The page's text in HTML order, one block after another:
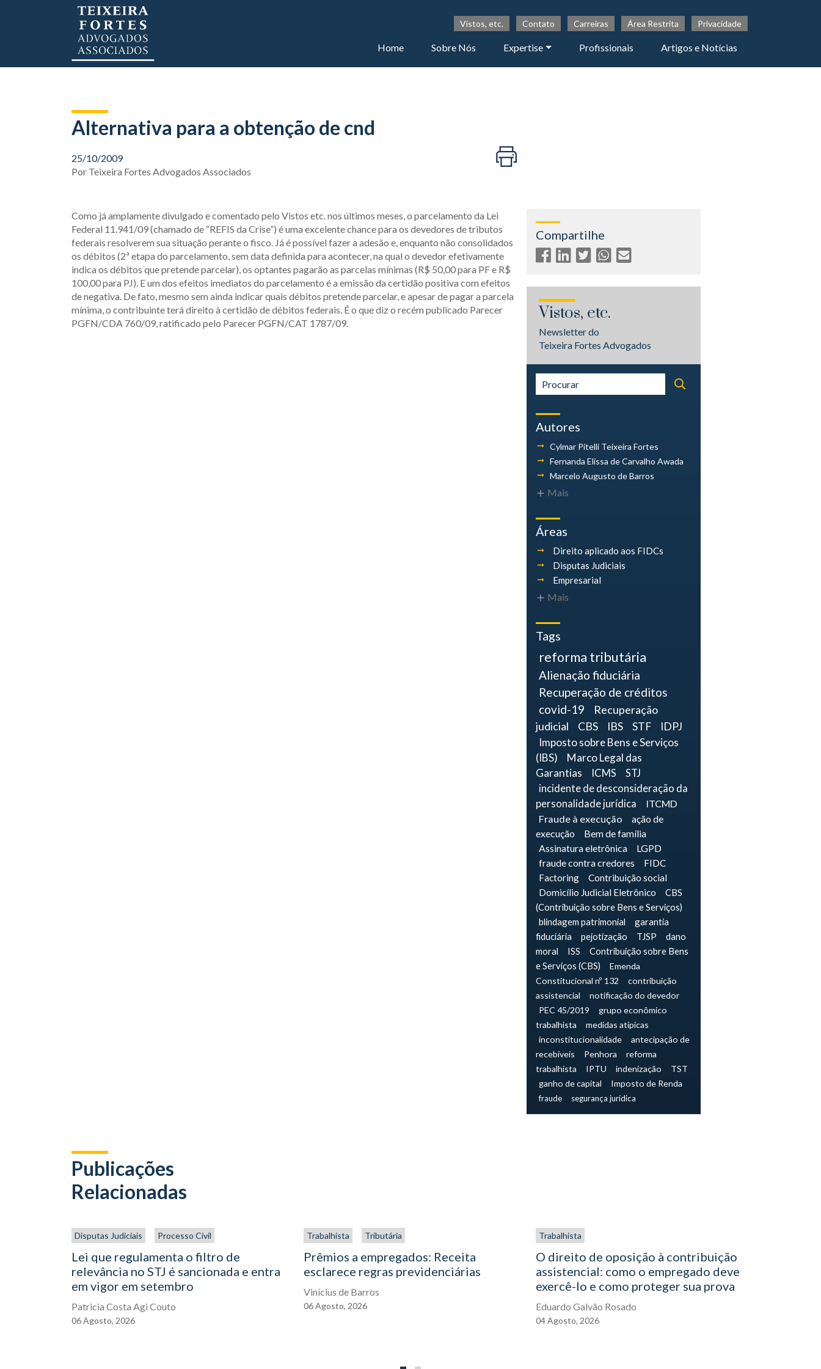
Vistos, etc. Contato Carreiras Área Restrita Privacidade
Home Sobre Nós Expertise Profissionais Artigos e Notícias
Alternativa para a obtenção de cnd
25/10/2009
Por Teixeira Fortes Advogados Associados
Como já amplamente divulgado e comentado pelo Vistos etc. nos últimos meses, o parcelamento da Lei
Federal 11.941/09 (chamado de “REFIS da Crise”) é uma excelente chance para os devedores de tributos
federais resolverem sua situação perante o fisco. Já é possível fazer a adesão e, enquanto não consolidados
os débitos (2ª etapa do parcelamento, sem data definida para acontecer, na qual o devedor efetivamente
indica os débitos que pretende parcelar), os optantes pagarão as parcelas mínimas (R$ 50,00 para PF e R$
100,00 para PJ). E um dos efeitos imediatos do parcelamento é a emissão da certidão positiva com efeitos
de negativa. De fato, mesmo sem ainda indicar quais débitos pretende parcelar, e apesar de pagar a parcela
mínima, o contribuinte terá direito à certidão de débitos federais. É o que diz o recém publicado Parecer
PGFN/CDA 760/09, ratificado pelo Parecer PGFN/CAT 1787/09.
Compartilhe
Vistos, etc.
Newsletter do
Teixeira Fortes Advogados
Autores
Cylmar Pitelli Teixeira Fortes
Fernanda Elissa de Carvalho Awada
Marcelo Augusto de Barros
Mais
Áreas
Direito aplicado aos FIDCs
Disputas Judiciais
Empresarial
Mais
Tags
reforma tributária
Alienação fiduciária
Recuperação de créditos
covid-19
Recuperação
judicial
CBS IBS STF
IDPJ
Imposto sobre Bens e Serviços
(IBS)
Marco Legal das
Garantias
ICMS
STJ
incidente de desconsideração da
personalidade jurídica
ITCMD
Fraude à execução
ação de
execução
Bem de família
Assinatura eletrônica
LGPD
fraude contra credores
FIDC
Factoring
Contribuição social
Domicílio Judicial Eletrônico
CBS
(Contribuição sobre Bens e Serviços)
blindagem patrimonial
garantia
fiduciária
pejotização TJSP
dano
moral
ISS
Contribuição sobre Bens
e Serviços (CBS)
Emenda
Constitucional nº 132
contribuição
assistencial
notificação do devedor
PEC 45/2019
grupo econômico
trabalhista
medidas atípicas
inconstitucionalidade
antecipação de
recebíveis
Penhora
reforma
trabalhista
IPTU indenização
TST
ganho de capital
Imposto de Renda
fraude segurança jurídica
Publicações
Relacionadas
Disputas Judiciais Processo Civil
Lei que regulamenta o filtro de
relevância no STJ é sancionada e entra
em vigor em setembro
Patricia Costa Agi Couto
06Agosto, 2026
Trabalhista Tributária
Prêmios a empregados: Receita
esclarece regras previdenciárias
Vinícius de Barros
06Agosto, 2026
Trabalhista
O direito de oposição à contribuição
assistencial: como o empregado deve
exercê-lo e como proteger sua prova
Eduardo Galvão Rosado
04Agosto, 2026